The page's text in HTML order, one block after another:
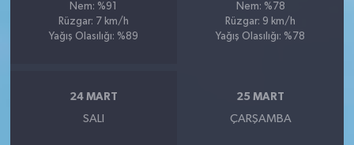
Nem: %91
Rüzgar: 7 km/h
Yağış Olasılığı: %89
Nem: %78
Rüzgar: 9 km/h
Yağış Olasılığı: %78
24 MART
SALI
25 MART
ÇARŞAMBA